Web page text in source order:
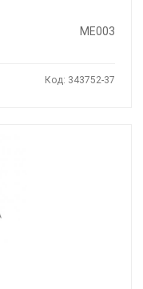
ME003
Код: 343752-37